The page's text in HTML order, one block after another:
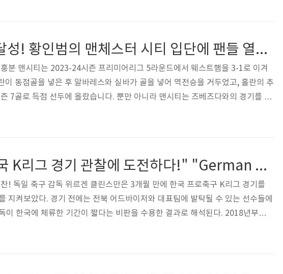
"맨시티, 개막 후 5연승 달성! 황인범의 맨체스터 시티 입단에 팬들 열광" "Man City achieved five consecutive wins since the opening! Fans are enthusiastic about Hwang In-beom's joining Manchester City."
분 맨시티는 2023-24시즌 프리미어리그 5라운드에서 웨스트햄을 3-1로 이겨
이 동점골을 넣은 후 알바레스와 실바가 골을 넣어 역전승을 거두었고, 홀란의 추
7골로 득점 선두에 올랐습니다. 뿐만 아니라 맨시티는 즈베즈다와의 경기를 치
적을 낼 예정입니다. 또한, 맨체스터 시티는 카일 워커와 2026년까지 재계약한
"독일 감독 클린스만, 한국 K리그 경기 관찰에 도전하다!" "German coach Klinsmann challenges observing Korean K-League games!"
! 독일 축구 감독 위르겐 클린스만은 3개월 만에 한국 프로축구 K리그 경기를
지켜보았다. 경기 전에는 전북 어드바이저와 대표팀에 발탁될 수 있는 선수들에
이 한국에 체류한 기간이 짧다는 비판을 수용한 결과로 해석된다. 2018년부터
에는 단일 시즌 최다 관중 기록을 세웠다. 현재까지 176경기를 치른 이번 시즌